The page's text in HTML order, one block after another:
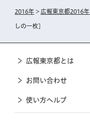
2016年 > 広報東京都2016
しの一枚]
広報東京都とは
お問い合わせ
使い方ヘルプ